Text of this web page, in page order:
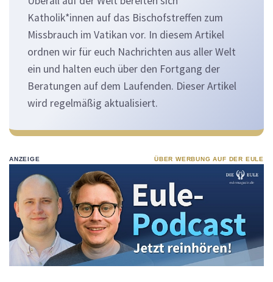
Katholik*innen auf das Bischofstreffen zum
Missbrauch im Vatikan vor. In diesem Artikel
ordnen wir für euch Nachrichten aus aller Welt
ein und halten euch über den Fortgang der
Beratungen auf dem Laufenden. Dieser Artikel
wird regelmäßig aktualisiert.
ANZEIGE ÜBER WERBUNG AUF DER EULE